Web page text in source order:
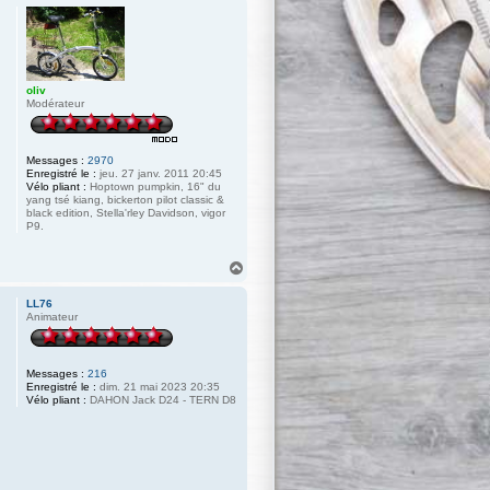
oliv
Modérateur
Messages : 2970
Enregistré le : jeu. 27 janv. 2011 20:45
Vélo pliant : Hoptown pumpkin, 16" du
yang tsé kiang, bickerton pilot classic &
black edition, Stella'rley Davidson, vigor
P9.
LL76
Animateur
Messages : 216
Enregistré le : dim. 21 mai 2023 20:35
Vélo pliant : DAHON Jack D24 - TERN D8